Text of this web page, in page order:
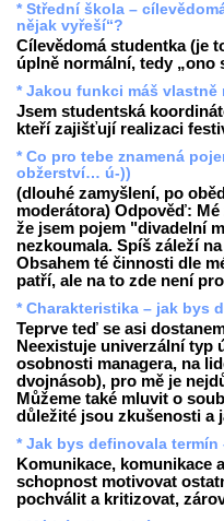
* Střední škola –
nějak vyřeší“?
Cílevědomá studentka (je
úplně normální, tedy „ono
* Jakou funkci máš
Jsem studentská
kteří zajišťují realizaci
* Co pro tebe znamená
obžerství… ú-))
(dlouhé zamyšlení, po
moderátora) Odpověď:
že jsem pojem "divadelní
nezkoumala. Spíš záleží
Obsahem té činnosti dle
patří, ale na to zde není
* Charakteristika – jak bys
Teprve teď se asi
Neexistuje univerzální typ
osobnosti managera, na
dvojnásob), pro mě je
Můžeme také mluvit o
důležité jsou zkušenosti a
* Jak bys definovala termín
Komunikace, komunikace
schopnost motivovat
pochválit a kritizovat,